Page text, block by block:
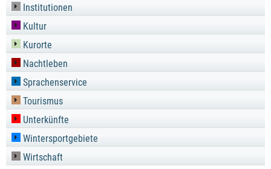
Institutionen
Kultur
Kurorte
Nachtleben
Sprachenservice
Tourismus
Unterkünfte
Wintersportgebiete
Wirtschaft